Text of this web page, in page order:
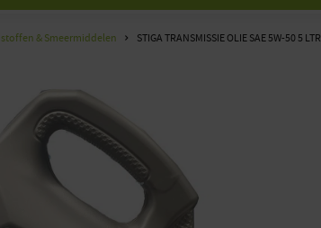
& Smeermiddelen STIGA TRANSMISSIE OLIE SAE 5W-50 5 LTR